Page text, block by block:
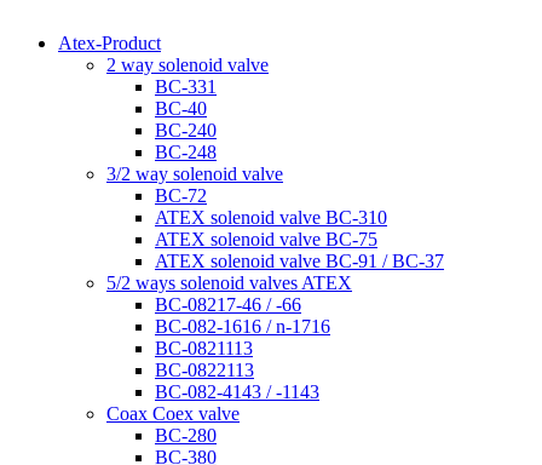
Atex-Product
2 way solenoid valve
BC-331
BC-40
BC-240
BC-248
3/2 way solenoid valve
BC-72
ATEX solenoid valve BC-310
ATEX solenoid valve BC-75
ATEX solenoid valve BC-91 / BC-37
5/2 ways solenoid valves ATEX
BC-08217-46 / -66
BC-082-1616 / n-1716
BC-0821113
BC-0822113
BC-082-4143 / -1143
Coax Coex valve
BC-280
BC-380